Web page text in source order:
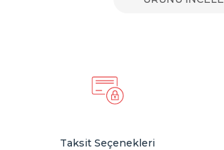
Taksit Seçenekleri